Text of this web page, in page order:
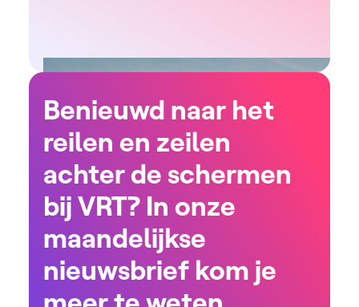
Benieuwd naar het
reilen en zeilen
achter de schermen
bij VRT? In onze
maandelijkse
nieuwsbrief kom je